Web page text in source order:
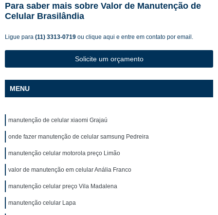
Para saber mais sobre Valor de Manutenção de
Celular Brasilândia
Ligue para (11) 3313-0719 ou clique aqui e entre em contato por email.
Solicite um orçamento
MENU
manutenção de celular xiaomi Grajaú
onde fazer manutenção de celular samsung Pedreira
manutenção celular motorola preço Limão
valor de manutenção em celular Anália Franco
manutenção celular preço Vila Madalena
manutenção celular Lapa